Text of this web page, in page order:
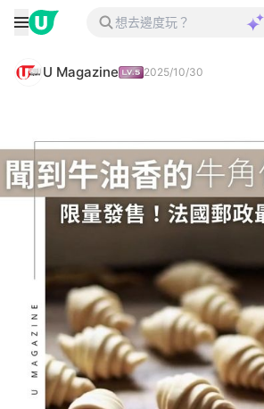
U Magazine 2025/10/30